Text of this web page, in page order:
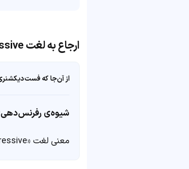
ارجاع به لغت expressive
از آن‌جا که
شیوه‌ی
معنی لغت «expressive» در